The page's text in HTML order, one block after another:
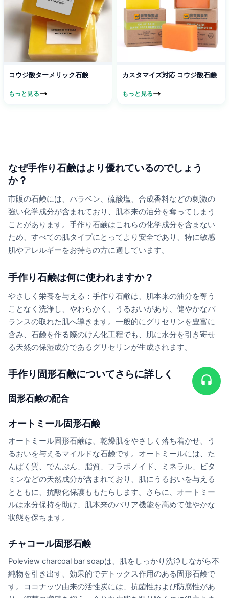
コウジ酸ターメリック石鹸
もっと見る
カスタマイズ対応 コウジ酸石鹸
もっと見る
なぜ手作り石鹸はより優れているのでしょう
か？
市販の石鹸には、パラベン、硫酸塩、合成香料などの刺激の
強い化学成分が含まれており、肌本来の油分を奪ってしまう
ことがあります。手作り石鹸はこれらの化学成分を含まない
ため、すべての肌タイプにとってより安全であり、特に敏感
肌やアレルギーをお持ちの方に適しています。
手作り石鹸は何に使われますか？
やさしく栄養を与える：手作り石鹸は、肌本来の油分を奪う
ことなく洗浄し、やわらかく、うるおいがあり、健やかなバ
ランスの取れた肌へ導きます。一般的にグリセリンを豊富に
含み、石鹸を作る際のけん化工程でも、肌に水分を引き寄せ
る天然の保湿成分であるグリセリンが生成されます。
手作り固形石鹸についてさらに詳しく
固形石鹸の配合
オートミール固形石鹸
オートミール固形石鹸は、乾燥肌をやさしく落ち着かせ、う
るおいを与えるマイルドな石鹸です。オートミールには、た
んぱく質、でんぷん、脂質、フラボノイド、ミネラル、ビタ
ミンなどの天然成分が含まれており、肌にうるおいを与える
とともに、抗酸化保護ももたらします。さらに、オートミー
ルは水分保持を助け、肌本来のバリア機能を高めて健やかな
状態を保ちます。
チャコール固形石鹸
Poleview charcoal bar soapは、肌をしっかり洗浄しながら不
純物を引き出す、効果的でデトックス作用のある固形石鹸で
す。ココナッツ由来の活性炭には、抗菌性および防腐性があ